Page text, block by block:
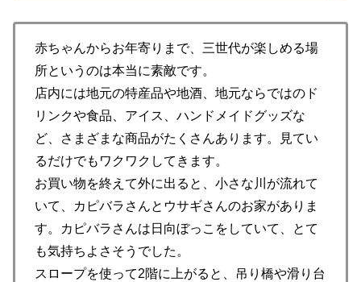
赤ちゃんからお年寄りまで、三世代が楽しめる場
所というのは本当に素敵です。
店内には地元の特産品や地酒、地元ならではのド
リンクや食品、アイス、ハンドメイドグッズな
ど、さまざまな商品がたくさんあります。見てい
るだけでもワクワクしてきます。
お買い物を終えて外に出ると、小さな川が流れて
いて、カピバラさんとウサギさんのお家がありま
す。カピバラさんは日向ぼっこをしていて、とて
も気持ちよさそうでした。
スロープを使って2階に上がると、吊り橋や滑り台